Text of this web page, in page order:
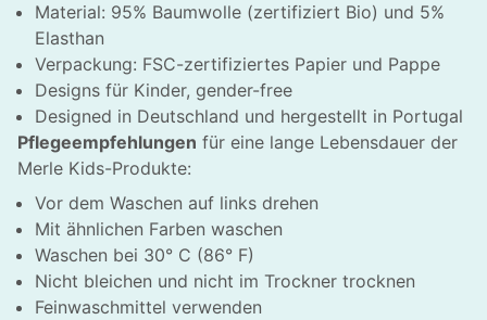
Material: 95% Baumwolle (zertifiziert Bio) und 5%
Elasthan
Verpackung: FSC-zertifiziertes Papier und Pappe
Designs für Kinder, gender-free
Designed in Deutschland und hergestellt in Portugal
Pflegeempfehlungen für eine lange Lebensdauer der
Merle Kids-Produkte:
Vor dem Waschen auf links drehen
Mit ähnlichen Farben waschen
Waschen bei 30° C (86° F)
Nicht bleichen und nicht im Trockner trocknen
Feinwaschmittel verwenden